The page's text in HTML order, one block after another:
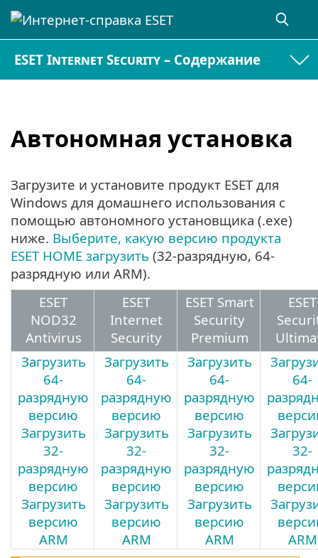
ESET Internet Security – Содержание
Автономная установка
Загрузите и установите продукт ESET для
Windows для домашнего использования с
помощью автономного установщика (.exe)
ниже. Выберите, какую версию продукта
ESET HOME загрузить (32-разрядную, 64-
разрядную или ARM).
ESET
NOD32
Antivirus
ESET
Internet
Security
ESET Smart
Security
Premium
ESET
Загрузить
64-
разрядную
версию
Загрузить
32-
разрядную
версию
Загрузить
версию
ARM
Загрузить
64-
разрядную
версию
Загрузить
32-
разрядную
версию
Загрузить
версию
ARM
Загрузить
64-
разрядную
версию
Загрузить
32-
разрядную
версию
Загрузить
версию
ARM
64-
32-
ARM